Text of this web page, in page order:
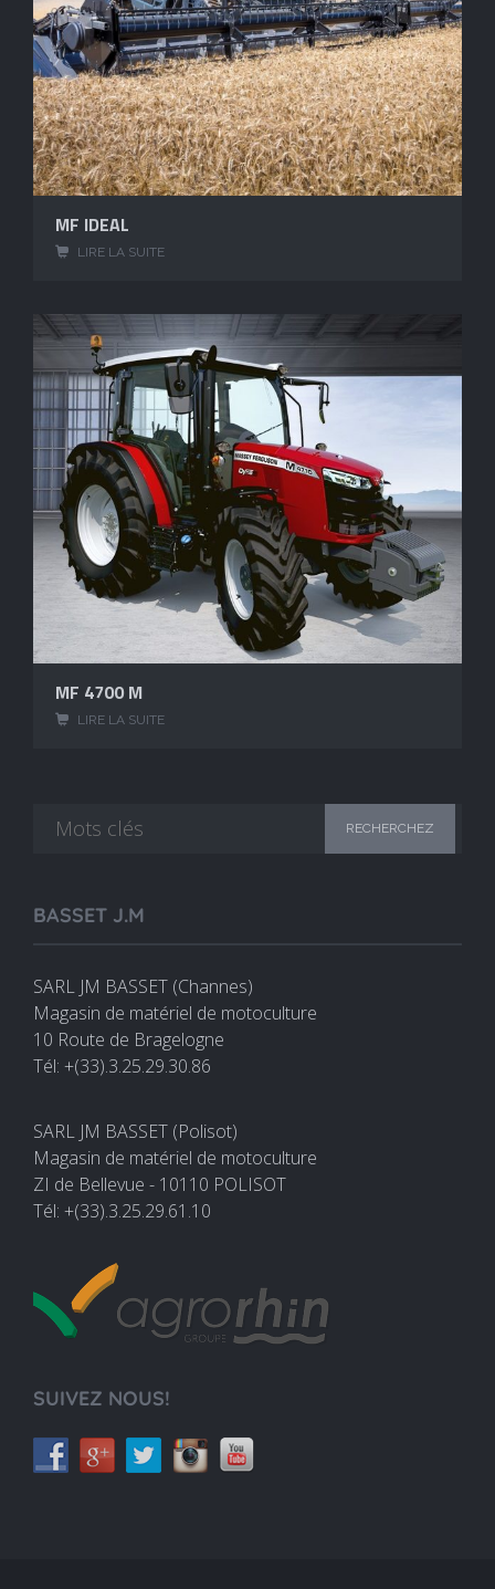
MF IDEAL
LIRE LA SUITE
MF 4700 M
LIRE LA SUITE
BASSET J.M
SARL JM BASSET (Channes)
Magasin de matériel de motoculture
10 Route de Bragelogne
Tél: +(33).3.25.29.30.86
SARL JM BASSET (Polisot)
Magasin de matériel de motoculture
ZI de Bellevue - 10110 POLISOT
Tél: +(33).3.25.29.61.10
SUIVEZ NOUS!